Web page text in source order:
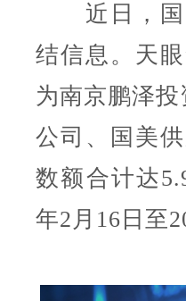
近日，国
结信息。天
为南京鹏泽
公司、国美
数额合计达
年2月16日至